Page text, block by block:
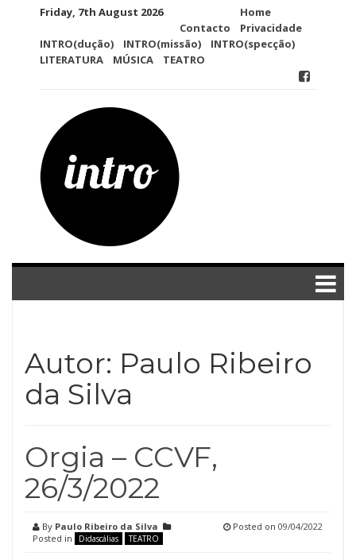
Friday, 7th August 2026
Contacto
Home
Privacidade
INTRO(dução)
INTRO(missão)
INTRO(specção)
LITERATURA
MÚSICA TEATRO
Autor: Paulo Ribeiro
da Silva
Orgia – CCVF,
26/3/2022
By Paulo Ribeiro da Silva
Posted in
Didascálias TEATRO
Posted on 09/04/2022